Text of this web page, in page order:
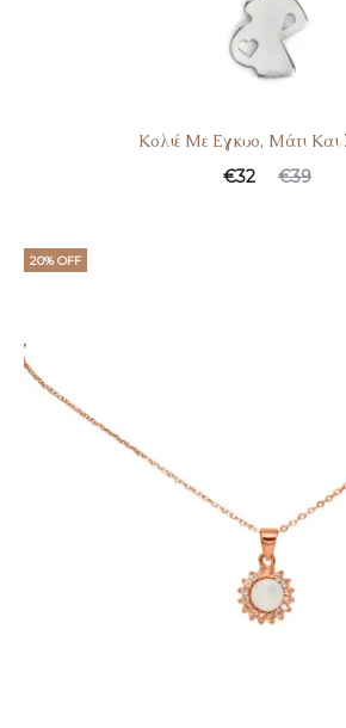
Kολιέ Mε Eγκυο, Mάτι Kαι
€39
€32
20% OFF